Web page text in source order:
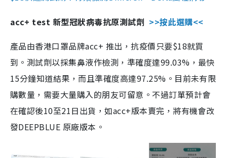
acc+ test 新型冠狀病毒抗原測試劑 >>按此選購<<
產品由香港口罩品牌acc+ 推出，抗疫價只要$18就買
到。測試劑以採集鼻液作檢測，準確度達99.03%，最快
15分鐘知道結果，而且準確度高達97.25%。目前未有限
購數量，需要大量購入的朋友可留意。不過訂單預計會
在確認後10至21日出貨，如acc+版本賣完，將有機會改
發DEEPBLUE 原廠版本。